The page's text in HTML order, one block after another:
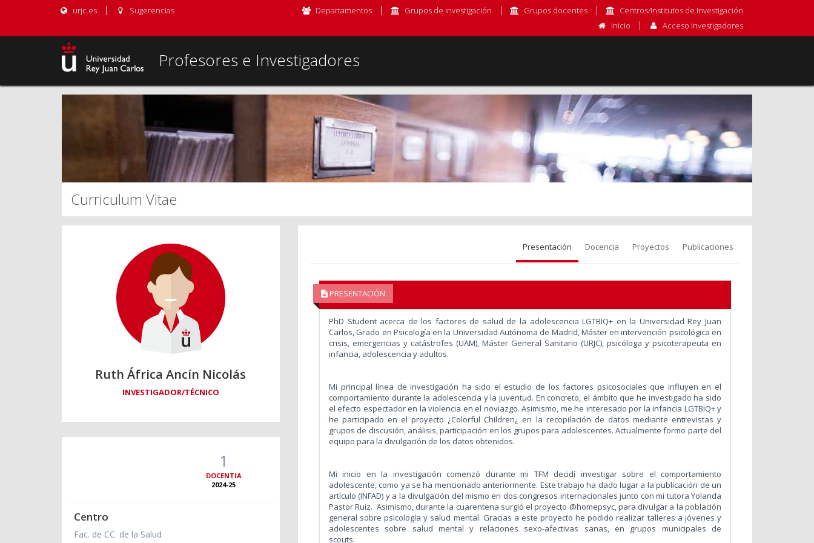
urjc.es Sugerencias Departamentos Grupos de investigación Grupos docentes
Centros/Institutos de Investigación
Inicio
Acceso Investigadores
Profesores e Investigadores
Curriculum Vitae
Ruth África Ancín Nicolás
INVESTIGADOR/TÉCNICO
1
DOCENTIA
2024-25
Centro
Fac. de CC. de la Salud
Presentación Docencia Proyectos Publicaciones
PRESENTACIÓN
PhD Student acerca de los factores de salud de la adolescencia LGTBIQ+ en la Universidad Rey Juan
Carlos, Grado en Psicología en la Universidad Autónoma de Madrid, Máster en intervención psicológica en
crisis, emergencias y catástrofes (UAM), Máster General Sanitario (URJC), psicóloga y psicoterapeuta en
infancia, adolescencia y adultos.
Mi principal línea de investigación ha sido el estudio de los factores psicosociales que influyen en el
comportamiento durante la adolescencia y la juventud. En concreto, el ámbito que he investigado ha sido
el efecto espectador en la violencia en el noviazgo. Asimismo, me he interesado por la infancia LGTBIQ+ y
he participado en el proyecto ¿Colorful Children¿ en la recopilación de datos mediante entrevistas y
grupos de discusión, análisis, participación en los grupos para adolescentes. Actualmente formo parte del
equipo para la divulgación de los datos obtenidos.
Mi inicio en la investigación comenzó durante mi TFM decidí investigar sobre el comportamiento
adolescente, como ya se ha mencionado anteriormente. Este trabajo ha dado lugar a la publicación de un
artículo (INFAD) y a la divulgación del mismo en dos congresos internacionales junto con mi tutora Yolanda
Pastor Ruiz. Asimismo, durante la cuarentena surgió el proyecto @homepsyc, para divulgar a la población
general sobre psicología y salud mental. Gracias a este proyecto he podido realizar talleres a jóvenes y
adolescentes sobre salud mental y relaciones sexo-afectivas sanas, en grupos municipales de
scouts.